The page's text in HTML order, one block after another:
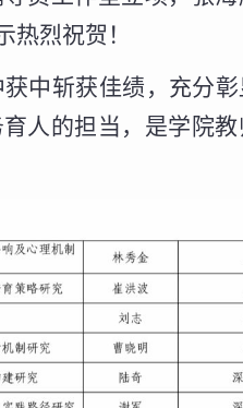
烈祝贺！
中斩获佳绩，充分
人的担当，是学院